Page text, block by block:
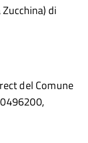
di
del Comune